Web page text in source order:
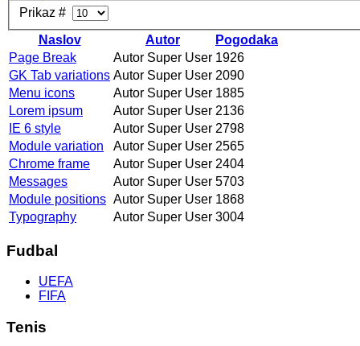
Prikaz #
Naslov
Autor
Pogodaka
Page Break
Autor Super User 1926
GK Tab variations Autor Super User 2090
Menu icons
Autor Super User 1885
Lorem ipsum
Autor Super User 2136
IE 6 style
Autor Super User 2798
Module variation
Autor Super User 2565
Chrome frame
Autor Super User 2404
Messages
Autor Super User 5703
Module positions Autor Super User 1868
Typography
Autor Super User 3004
Fudbal
UEFA
FIFA
Tenis